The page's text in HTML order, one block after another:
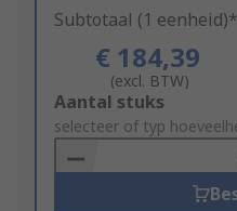
Subtotaal (1 eenheid)*
€ 184,39
(excl. BTW)
Add
to
Basket
Aantal stuks
selecteer of typ